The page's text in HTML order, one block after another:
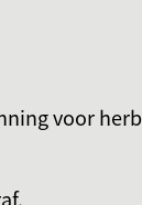
selecteren.
voor